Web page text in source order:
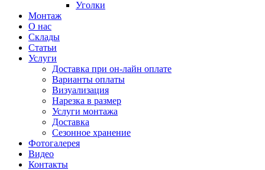
Уголки
Монтаж
О нас
Склады
Статьи
Услуги
Доставка при он-лайн оплате
Варианты оплаты
Визуализация
Нарезка в размер
Услуги монтажа
Доставка
Сезонное хранение
Фотогалерея
Видео
Контакты